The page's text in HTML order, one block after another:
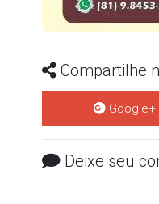
Compartilhe
Google+
Deixe seu